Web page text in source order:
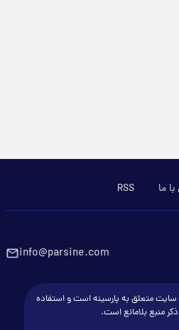
ما RSS
info@parsine.com
متعلق به پارسینه است و استفاده
منبع بلامانع است.